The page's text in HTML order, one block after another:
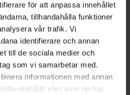
för att anpassa innehållet
tillhandahålla funktioner
vår trafik. Vi
identifierare och annan
till de sociala medier och
som vi samarbetar med.
informationen med annan
eller som de har
för dig. Du hittar oss från Skåne i
online i mobilen och på
är så är det vårt uppdrag att
bättre. Välkommen att prata